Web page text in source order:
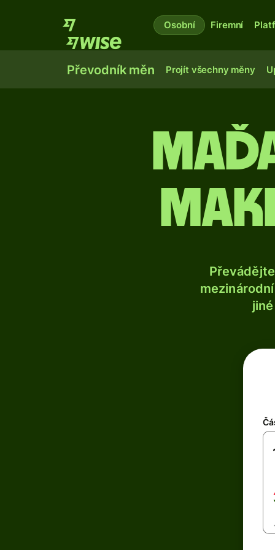
Osobní Firemní
Převodník měn Projít všechny měny